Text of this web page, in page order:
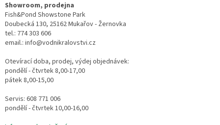
Showroom, prodejna
Fish&Pond Showstone Park
Doubecká 130, 25162 Mukařov - Žernovka
tel.: 774 303 606
email.: info@vodnikralovstvi.cz
Otevírací doba, prodej, výdej objednávek:
pondělí - čtvrtek 8,00-17,00
pátek 8,00-15,00
Servis: 608 771 006
pondělí - čtvrtek 10,00-16,00